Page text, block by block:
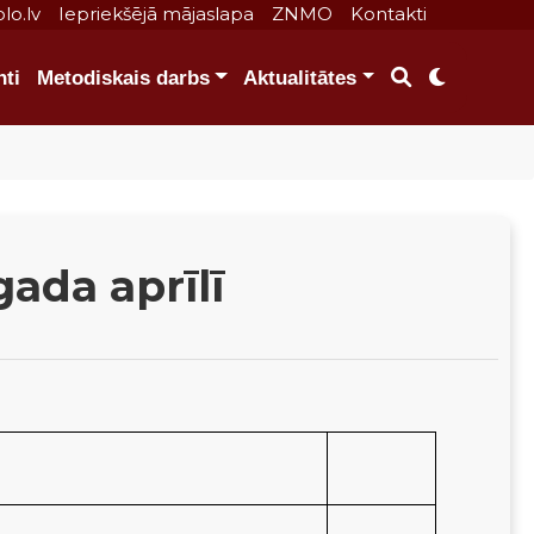
Iepriekšējā mājaslapa ZNMO Kontakti
Metodiskais darbs Aktualitātes
aprīlī